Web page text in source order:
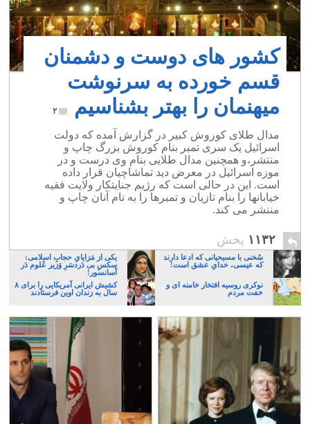
کشور های دوست و دشمنان
قسم خورده به سرنوشت
میهنمان را بهتر بشناسیم
۲
مدال طلای کوروش کبیر در گزارش آمده که دولت
اسرائیل یک سری تمبر بنام کوروش بزرگ چاپ و
منتشر،و همچنین مدال طلایی بنام وی درست و در
موزه اسرائیل در معرض دید تماشاچیان قرار داده
است. این در حالی است که رژیم جنایتکار ولایت فقیه
خیابانها را بنام تازیان و تمبرها را به نام آنان چاپ و
منتشر می کند.
۱۱۳۲ پخش
سُخنی با مسیحیانی که ادعا دارند
که عیسی، خدایِ عشق است!
یکی از مَزایایِ حجابِ اسلامی:
سکسِ بی دَردسَرِ وَزیر عُلوم دَر
آسانسور!
نوکری روسیه افتخار خامنه ای و
خفت مردم
کشیش ایرانی آمریکایی را برای ۸
سال به زندان اوین فرستادند